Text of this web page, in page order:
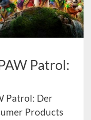
Patrol:
Patrol: Der
Products